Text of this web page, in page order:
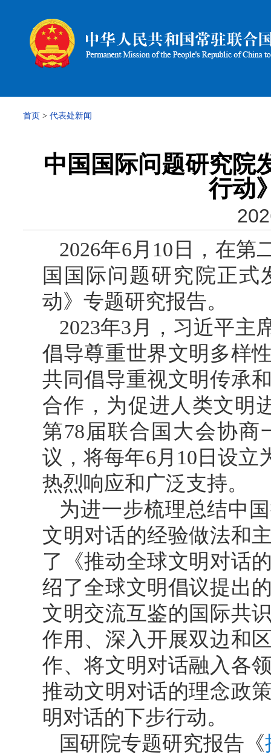
首页 > 代表处新闻
中国国际问题研究院
行动
2026年6月10日，在第
国国际问题研究院正
动》专题研究报告。
2023年3月，习近平主
倡导尊重世界文明多样
共同倡导重视文明传承
合作，为促进人类文明
第78届联合国大会协商
议，将每年6月10日设立
热烈响应和广泛支持。
为进一步梳理总结中
文明对话的经验做法和
了《推动全球文明对话
绍了全球文明倡议提出
文明交流互鉴的国际共
作用、深入开展双边和
作、将文明对话融入各
推动文明对话的理念政
明对话的下步行动。
国研院专题研究报告《